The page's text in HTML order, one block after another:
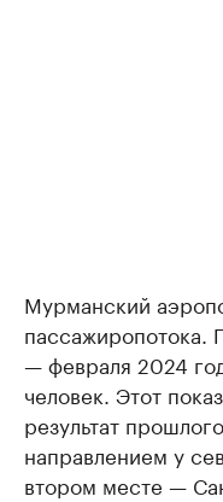
Мурманский
пассажиропотока.
— февраля 2024
человек. Этот
результат
направлением у
втором месте —